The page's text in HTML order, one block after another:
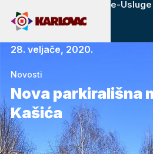
e-Usluge
28. veljače, 2020.
Novosti
Nova parkirališna
Kašića